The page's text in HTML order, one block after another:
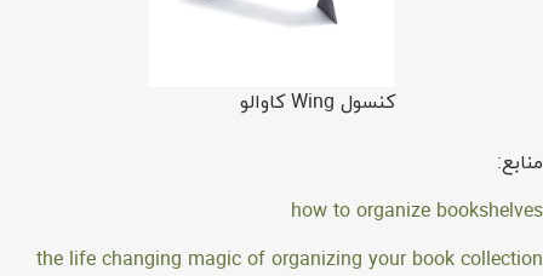
کنسول Wing کاوالو
منابع:
how to organize bookshelves
the life changing magic of organizing your book collection